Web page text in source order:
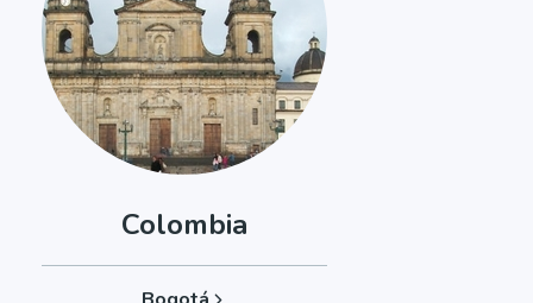
Colombia